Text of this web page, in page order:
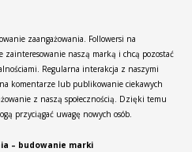
zaangażowania. Followersi na
zainteresowanie naszą marką i chcą pozostać
Regularna interakcja z naszymi
komentarze lub publikowanie ciekawych
z naszą społecznością. Dzięki temu
przyciągać uwagę nowych osób.
– budowanie marki